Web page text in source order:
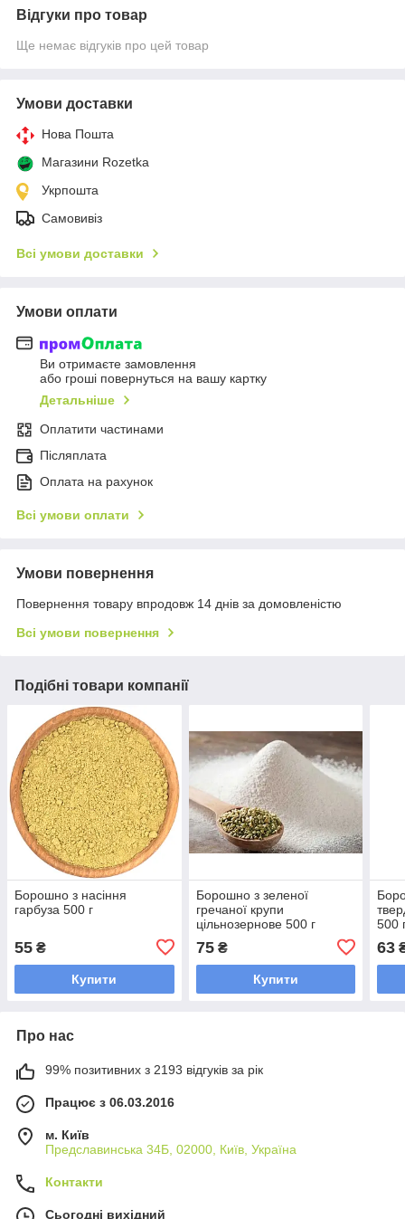
Відгуки про товар
Ще немає відгуків про цей товар
Умови доставки
Нова Пошта
Магазини Rozetka
Укрпошта
Самовивіз
Всі умови доставки
Умови оплати
Ви отримаєте замовлення
або гроші повернуться на вашу картку
Детальніше
Оплатити частинами
Післяплата
Оплата на рахунок
Всі умови оплати
Умови повернення
Повернення товару впродовж 14 днів за домовленістю
Всі умови повернення
Подібні товари компанії
Борошно з насіння
гарбуза 500 г
55 ₴
Купити
Борошно з зеленої
гречаної крупи
цільнозернове 500 г
75₴
Купити
500
63
Про нас
99% позитивних з 2193 відгуків за рік
Працює з 06.03.2016
м. Київ
Предславинська 34Б, 02000, Київ, Україна
Контакти
Сьогодні вихідний